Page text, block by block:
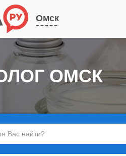
Омск
ОМСК